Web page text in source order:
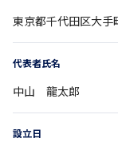
東京都千代田区大手
代表者氏名
中山 龍太郎
設立日